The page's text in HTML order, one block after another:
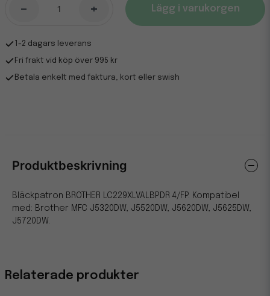
- + Lägg i varukorgen
1-2 dagars leverans
Fri frakt vid köp över 995 kr
Betala enkelt med faktura, kort eller swish
Relaterade produkter
Produktbeskrivning
Bläckpatron BROTHER LC229XLVALBPDR 4/FP. Kompatibel
med: Brother MFC J5320DW, J5520DW, J5620DW, J5625DW,
J5720DW.